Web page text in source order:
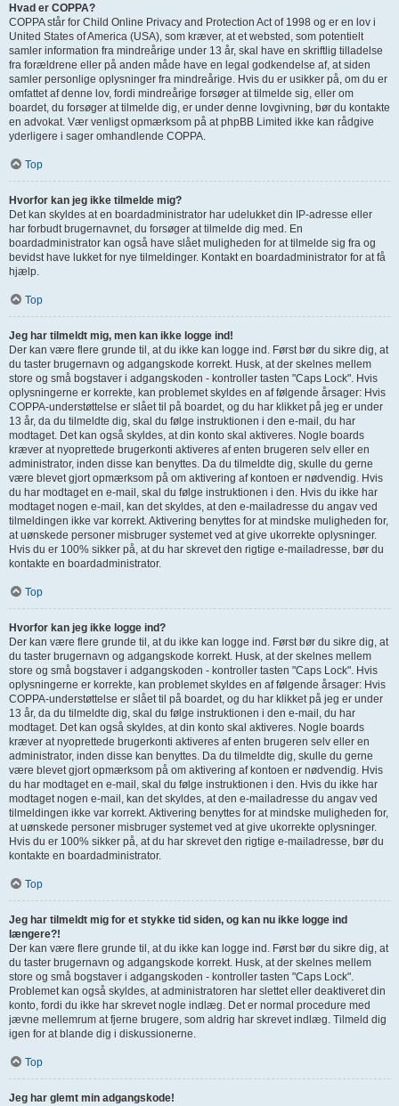
Hvad er COPPA?
COPPA står for Child Online Privacy and Protection Act of 1998 og er en lov i
United States of America (USA), som kræver, at et websted, som potentielt
samler information fra mindreårige under 13 år, skal have en skriftlig tilladelse
fra forældrene eller på anden måde have en legal godkendelse af, at siden
samler personlige oplysninger fra mindreårige. Hvis du er usikker på, om du er
omfattet af denne lov, fordi mindreårige forsøger at tilmelde sig, eller om
boardet, du forsøger at tilmelde dig, er under denne lovgivning, bør du kontakte
en advokat. Vær venligst opmærksom på at phpBB Limited ikke kan rådgive
yderligere i sager omhandlende COPPA.
Top
Hvorfor kan jeg ikke tilmelde mig?
Det kan skyldes at en boardadministrator har udelukket din IP-adresse eller
har forbudt brugernavnet, du forsøger at tilmelde dig med. En
boardadministrator kan også have slået muligheden for at tilmelde sig fra og
bevidst have lukket for nye tilmeldinger. Kontakt en boardadministrator for at få
hjælp.
Top
Jeg har tilmeldt mig, men kan ikke logge ind!
Der kan være flere grunde til, at du ikke kan logge ind. Først bør du sikre dig, at
du taster brugernavn og adgangskode korrekt. Husk, at der skelnes mellem
store og små bogstaver i adgangskoden - kontroller tasten "Caps Lock". Hvis
oplysningerne er korrekte, kan problemet skyldes en af følgende årsager: Hvis
COPPA-understøttelse er slået til på boardet, og du har klikket på jeg er under
13 år, da du tilmeldte dig, skal du følge instruktionen i den e-mail, du har
modtaget. Det kan også skyldes, at din konto skal aktiveres. Nogle boards
kræver at nyoprettede brugerkonti aktiveres af enten brugeren selv eller en
administrator, inden disse kan benyttes. Da du tilmeldte dig, skulle du gerne
være blevet gjort opmærksom på om aktivering af kontoen er nødvendig. Hvis
du har modtaget en e-mail, skal du følge instruktionen i den. Hvis du ikke har
modtaget nogen e-mail, kan det skyldes, at den e-mailadresse du angav ved
tilmeldingen ikke var korrekt. Aktivering benyttes for at mindske muligheden for,
at uønskede personer misbruger systemet ved at give ukorrekte oplysninger.
Hvis du er 100% sikker på, at du har skrevet den rigtige e-mailadresse, bør du
kontakte en boardadministrator.
Top
Hvorfor kan jeg ikke logge ind?
Der kan være flere grunde til, at du ikke kan logge ind. Først bør du sikre dig, at
du taster brugernavn og adgangskode korrekt. Husk, at der skelnes mellem
store og små bogstaver i adgangskoden - kontroller tasten "Caps Lock". Hvis
oplysningerne er korrekte, kan problemet skyldes en af følgende årsager: Hvis
COPPA-understøttelse er slået til på boardet, og du har klikket på jeg er under
13 år, da du tilmeldte dig, skal du følge instruktionen i den e-mail, du har
modtaget. Det kan også skyldes, at din konto skal aktiveres. Nogle boards
kræver at nyoprettede brugerkonti aktiveres af enten brugeren selv eller en
administrator, inden disse kan benyttes. Da du tilmeldte dig, skulle du gerne
være blevet gjort opmærksom på om aktivering af kontoen er nødvendig. Hvis
du har modtaget en e-mail, skal du følge instruktionen i den. Hvis du ikke har
modtaget nogen e-mail, kan det skyldes, at den e-mailadresse du angav ved
tilmeldingen ikke var korrekt. Aktivering benyttes for at mindske muligheden for,
at uønskede personer misbruger systemet ved at give ukorrekte oplysninger.
Hvis du er 100% sikker på, at du har skrevet den rigtige e-mailadresse, bør du
kontakte en boardadministrator.
Top
Jeg har tilmeldt mig for et stykke tid siden, og kan nu ikke logge ind
længere?!
Der kan være flere grunde til, at du ikke kan logge ind. Først bør du sikre dig, at
du taster brugernavn og adgangskode korrekt. Husk, at der skelnes mellem
store og små bogstaver i adgangskoden - kontroller tasten "Caps Lock".
Problemet kan også skyldes, at administratoren har slettet eller deaktiveret din
konto, fordi du ikke har skrevet nogle indlæg. Det er normal procedure med
jævne mellemrum at fjerne brugere, som aldrig har skrevet indlæg. Tilmeld dig
igen for at blande dig i diskussionerne.
Top
Jeg har glemt min adgangskode!